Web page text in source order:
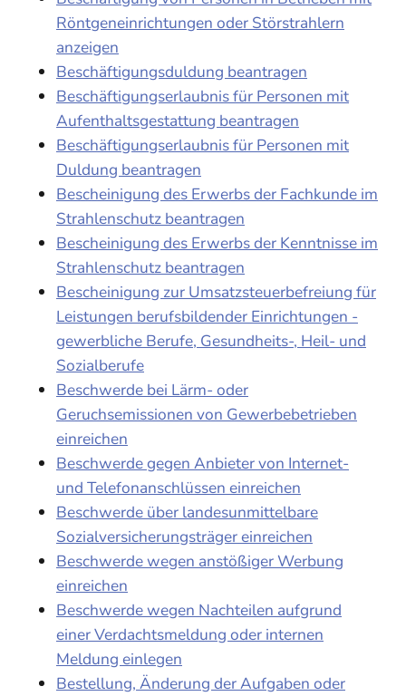
Röntgeneinrichtungen oder Störstrahlern
anzeigen
Beschäftigungsduldung beantragen
Beschäftigungserlaubnis für Personen mit
Aufenthaltsgestattung beantragen
Beschäftigungserlaubnis für Personen mit
Duldung beantragen
Bescheinigung des Erwerbs der Fachkunde im
Strahlenschutz beantragen
Bescheinigung des Erwerbs der Kenntnisse im
Strahlenschutz beantragen
Bescheinigung zur Umsatzsteuerbefreiung für
Leistungen berufsbildender Einrichtungen -
gewerbliche Berufe, Gesundheits-, Heil- und
Sozialberufe
Beschwerde bei Lärm- oder
Geruchsemissionen von Gewerbebetrieben
einreichen
Beschwerde gegen Anbieter von Internet-
und Telefonanschlüssen einreichen
Beschwerde über landesunmittelbare
Sozialversicherungsträger einreichen
Beschwerde wegen anstößiger Werbung
einreichen
Beschwerde wegen Nachteilen aufgrund
einer Verdachtsmeldung oder internen
Meldung einlegen
Bestellung, Änderung der Aufgaben oder